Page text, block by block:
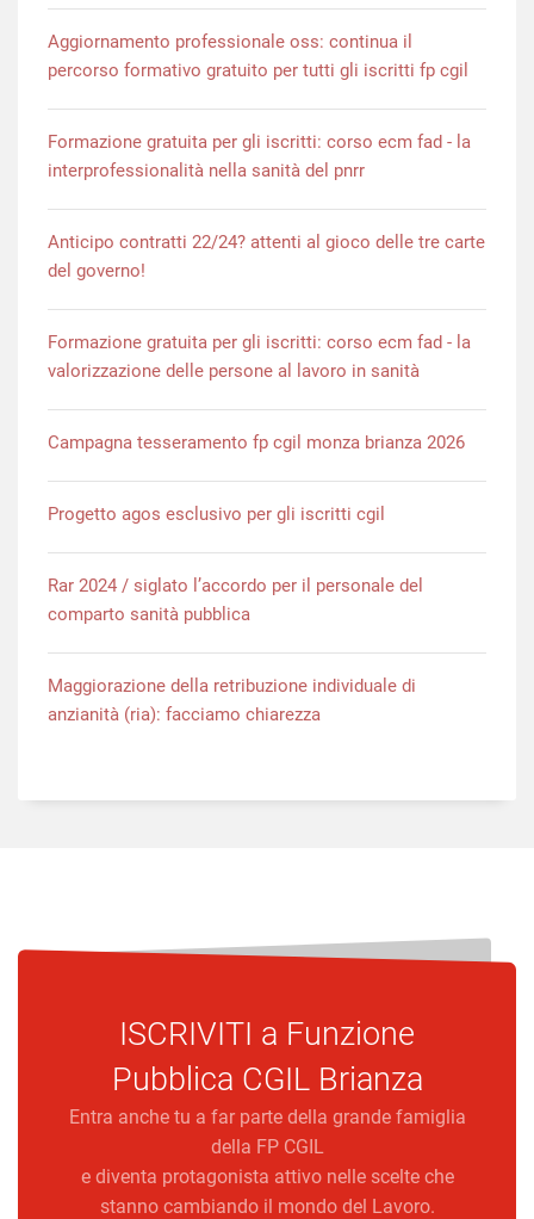
Aggiornamento professionale oss: continua il
percorso formativo gratuito per tutti gli iscritti fp cgil
Formazione gratuita per gli iscritti: corso ecm fad - la
interprofessionalità nella sanità del pnrr
Anticipo contratti 22/24? attenti al gioco delle tre carte
del governo!
Formazione gratuita per gli iscritti: corso ecm fad - la
valorizzazione delle persone al lavoro in sanità
Campagna tesseramento fp cgil monza brianza 2026
Progetto agos esclusivo per gli iscritti cgil
Rar 2024 / siglato l’accordo per il personale del
comparto sanità pubblica
Maggiorazione della retribuzione individuale di
anzianità (ria): facciamo chiarezza
ISCRIVITI a Funzione
Pubblica CGIL Brianza
Entra anche tu a far parte della grande famiglia
della FP CGIL
e diventa protagonista attivo nelle scelte che
stanno cambiando il mondo del Lavoro.